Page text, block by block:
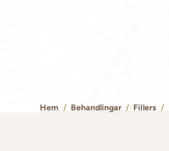
Hem / Behandlingar / Fillers /